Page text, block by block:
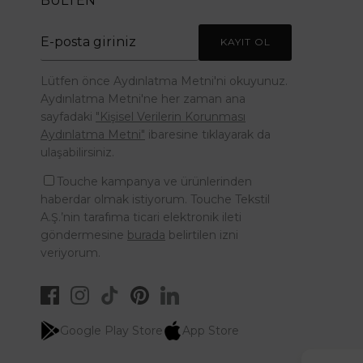
KAYIT OL
Lütfen önce Aydınlatma Metni'ni okuyunuz.
Aydınlatma Metni'ne her zaman ana
sayfadaki "Kişisel Verilerin Korunması
Aydınlatma Metni" ibaresine tıklayarak da
ulaşabilirsiniz.
Touche kampanya ve ürünlerinden
haberdar olmak istiyorum. Touche Tekstil
A.Ş.’nin tarafıma ticari elektronik ileti
göndermesine burada belirtilen izni
veriyorum.
Google Play Store App Store